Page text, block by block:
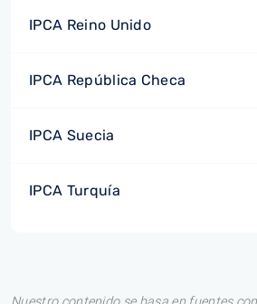
IPCA Reino Unido
IPCA República Checa
IPCA Suecia
IPCA Turquía